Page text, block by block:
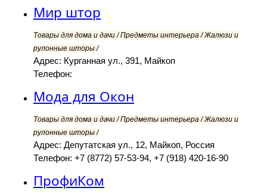
Мир штор
Товары для дома и дачи / Предметы интерьера / Жалюзи и
рулонные шторы /
Адрес: Курганная ул., 391, Майкоп
Телефон:
Мода для Окон
Товары для дома и дачи / Предметы интерьера / Жалюзи и
рулонные шторы /
Адрес: Депутатская ул., 12, Майкоп, Россия
Телефон: +7 (8772) 57-53-94, +7 (918) 420-16-90
ПрофиКом